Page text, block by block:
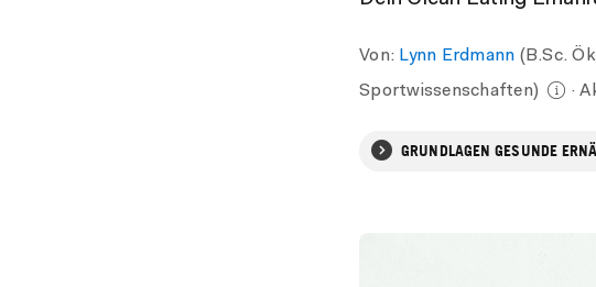
Von: Lynn Erdmann (B.Sc.
Sportwissenschaften)
·
GRUNDLAGEN GESUNDE